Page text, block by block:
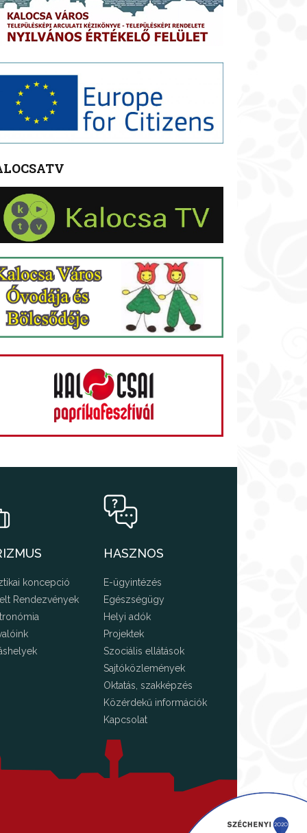
koncepció
Rendezvények
HASZNOS
E-ügyintézés
Egészségügy
Helyi adók
Projektek
Szociális ellátások
Sajtóközlemények
Oktatás, szakképzés
Közérdekű információk
Kapcsolat